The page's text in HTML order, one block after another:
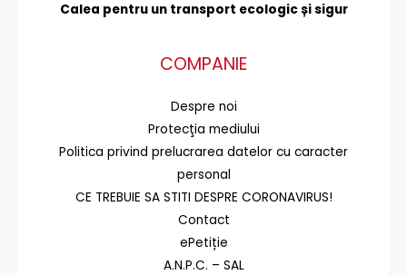
Calea pentru un transport ecologic și sigur
COMPANIE
Despre noi
Protecţia mediului
Politica privind prelucrarea datelor cu caracter
personal
CE TREBUIE SA STITI DESPRE CORONAVIRUS!
Contact
ePetiție
A.N.P.C. – SAL